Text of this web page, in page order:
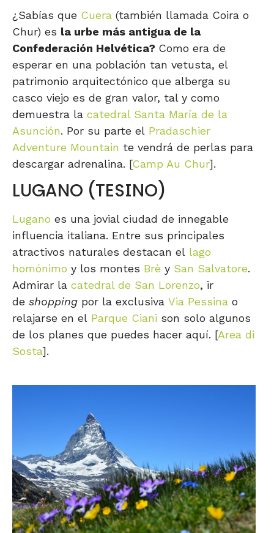
¿Sabías que Cuera (también llamada Coira o
Chur) es la urbe más antigua de la
Confederación Helvética? Como era de
esperar en una población tan vetusta, el
patrimonio arquitectónico que alberga su
casco viejo es de gran valor, tal y como
demuestra la catedral Santa María de la
Asunción. Por su parte el Pradaschier
Adventure Mountain te vendrá de perlas para
descargar adrenalina. [Camp Au Chur].
LUGANO (TESINO)
Lugano es una jovial ciudad de innegable
influencia italiana. Entre sus principales
atractivos naturales destacan el lago
homónimo y los montes Brè y San Salvatore.
Admirar la catedral de San Lorenzo, ir
de shopping por la exclusiva Via Pessina o
relajarse en el Parque Ciani son solo algunos
de los planes que puedes hacer aquí. [Area di
Sosta].